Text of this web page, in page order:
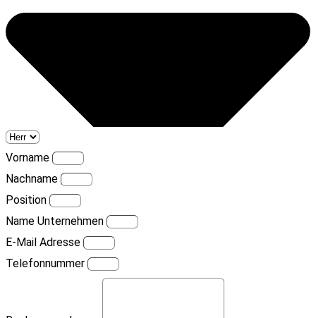
Vorname
Nachname
Position
Name Unternehmen
E-Mail Adresse
Telefonnummer